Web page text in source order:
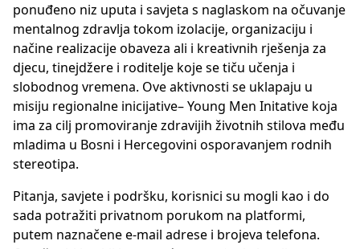
ponuđeno niz uputa i savjeta s naglaskom na očuvanje
mentalnog zdravlja tokom izolacije, organizaciju i
načine realizacije obaveza ali i kreativnih rješenja za
djecu, tinejdžere i roditelje koje se tiču učenja i
slobodnog vremena. Ove aktivnosti se uklapaju u
misiju regionalne inicijative– Young Men Initative koja
ima za cilj promoviranje zdravijih životnih stilova među
mladima u Bosni i Hercegovini osporavanjem rodnih
stereotipa.
Pitanja, savjete i podršku, korisnici su mogli kao i do
sada potražiti privatnom porukom na platformi,
putem naznačene e-mail adrese i brojeva telefona.